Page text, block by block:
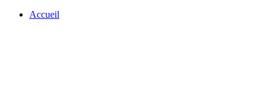
Accueil